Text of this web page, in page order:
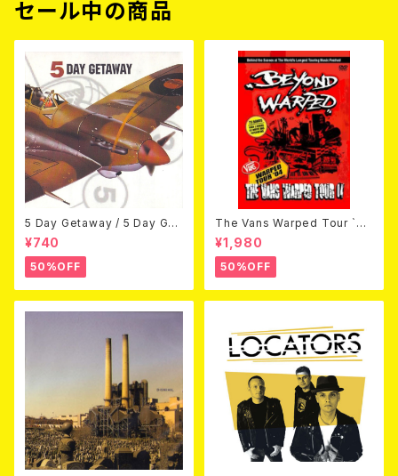
セール中の商品
5 Day Getaway / 5 Day Get
away (CDEP)
¥740
50%OFF
The Vans Warped Tour `04
Beyond Warped (国内盤DV
D)
¥1,980
50%OFF